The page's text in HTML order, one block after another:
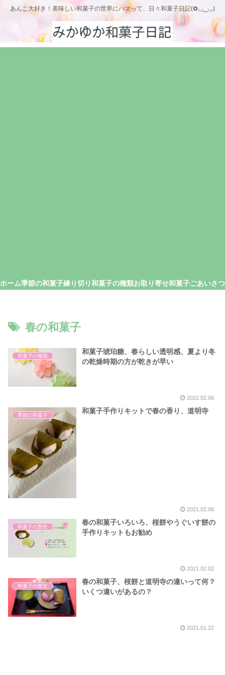
あんこ大好き！美味しい和菓子の世界にハマって、日々和菓子日記(✿◡‿◡)
ホーム季節の和菓子練り切り和菓子の種類お取り寄せ和菓子
春の和菓子
和菓子の種類
和菓子琥珀糖、春らしい透明感、夏より冬
の乾燥時期の方が乾きが早い
2022.02.06
季節の和菓子
和菓子手作りキットで春の香り、道明寺
2021.02.08
和菓子の歴史
春の和菓子いろいろ、桜餅やうぐいす餅の
手作りキットもお勧め
2021.02.02
和菓子の歴史
春の和菓子、桜餅と道明寺の違いって何？
いくつ違いがあるの？
2021.01.22